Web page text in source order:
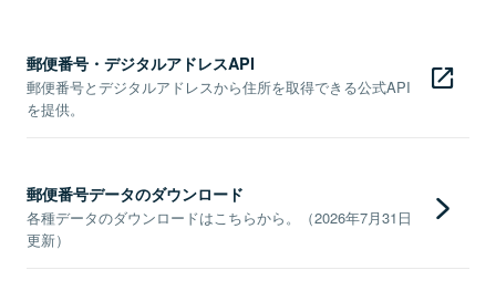
郵便番号・デジタルアドレスAPI
郵便番号とデジタルアドレスから住所を取得できる公式API
を提供。
郵便番号データのダウンロード
各種データのダウンロードはこちらから。（2026年7月31日
更新）